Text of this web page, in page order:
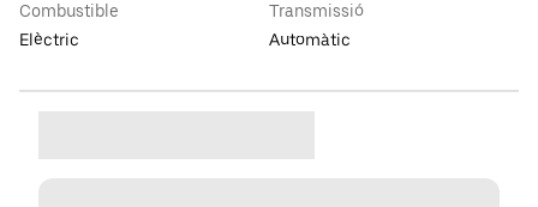
Combustible
Elèctric
Transmissió
Automàtic